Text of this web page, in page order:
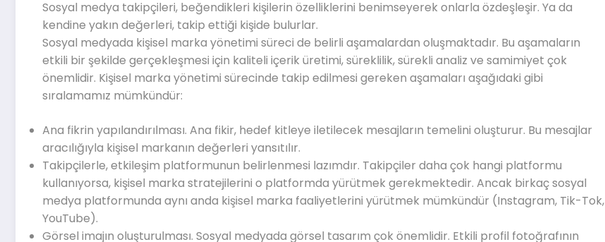
Sosyal medya takipçileri, beğendikleri kişilerin özelliklerini benimseyerek onlarla özdeşleşir. Ya da
kendine yakın değerleri, takip ettiği kişide bulurlar.
Sosyal medyada kişisel marka yönetimi süreci de belirli aşamalardan oluşmaktadır. Bu aşamaların
etkili bir şekilde gerçekleşmesi için kaliteli içerik üretimi, süreklilik, sürekli analiz ve samimiyet çok
önemlidir. Kişisel marka yönetimi sürecinde takip edilmesi gereken aşamaları aşağıdaki gibi
sıralamamız mümkündür:
Ana fikrin yapılandırılması. Ana fikir, hedef kitleye iletilecek mesajların temelini oluşturur. Bu mesajlar
aracılığıyla kişisel markanın değerleri yansıtılır.
Takipçilerle, etkileşim platformunun belirlenmesi lazımdır. Takipçiler daha çok hangi platformu
kullanıyorsa, kişisel marka stratejilerini o platformda yürütmek gerekmektedir. Ancak birkaç sosyal
medya platformunda aynı anda kişisel marka faaliyetlerini yürütmek mümkündür (Instagram, Tik-Tok,
YouTube).
Görsel imajın oluşturulması. Sosyal medyada görsel tasarım çok önemlidir. Etkili profil fotoğrafının